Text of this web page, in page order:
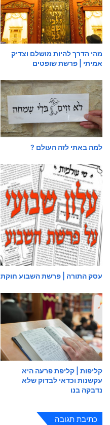
מהי הדרך להיות מושלם וצדיק
אמיתי | פרשת שופטים
למה באתי לזה העולם ?
עסק התורה | פרשת השבוע חוקת
קליפות | קליפת פרעה היא
עקשנות וכדאי לבדוק שלא
נדבקה בנו
כתיבת תגובה